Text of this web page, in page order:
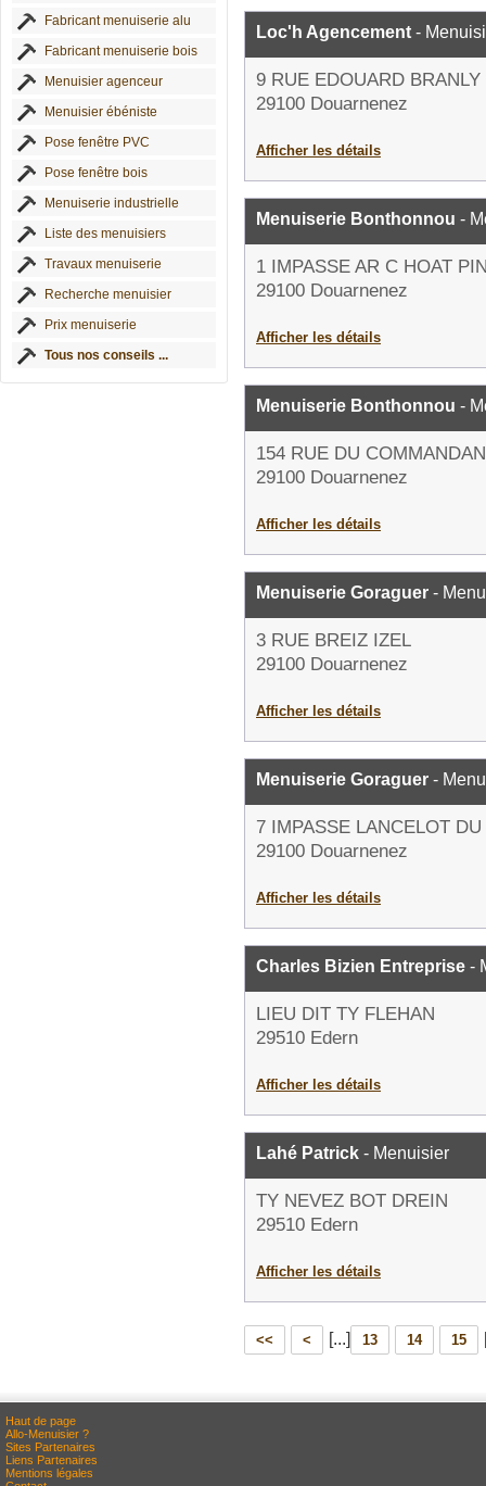
Fabricant menuiserie alu
Fabricant menuiserie bois
Menuisier agenceur
Menuisier ébéniste
Pose fenêtre PVC
Pose fenêtre bois
Menuiserie industrielle
Liste des menuisiers
Travaux menuiserie
Recherche menuisier
Prix menuiserie
Tous nos conseils ...
Loc'h Agencement -
9 RUE EDOUARD BRANLY
29100 Douarnenez
Afficher les détails
Menuiserie Bonthonnou -
1 IMPASSE AR C HOAT
29100 Douarnenez
Afficher les détails
Menuiserie Bonthonnou -
154 RUE DU
29100 Douarnenez
Afficher les détails
Menuiserie Goraguer -
3 RUE BREIZ IZEL
29100 Douarnenez
Afficher les détails
Menuiserie Goraguer -
7 IMPASSE LANCELOT
29100 Douarnenez
Afficher les détails
Charles Bizien Entreprise -
LIEU DIT TY FLEHAN
29510 Edern
Afficher les détails
Lahé Patrick - Menuisier
TY NEVEZ BOT DREIN
29510 Edern
Afficher les détails
<< < [...] 13 14 15
Haut de page
Allo-Menuisier ?
Sites Partenaires
Liens Partenaires
Mentions légales